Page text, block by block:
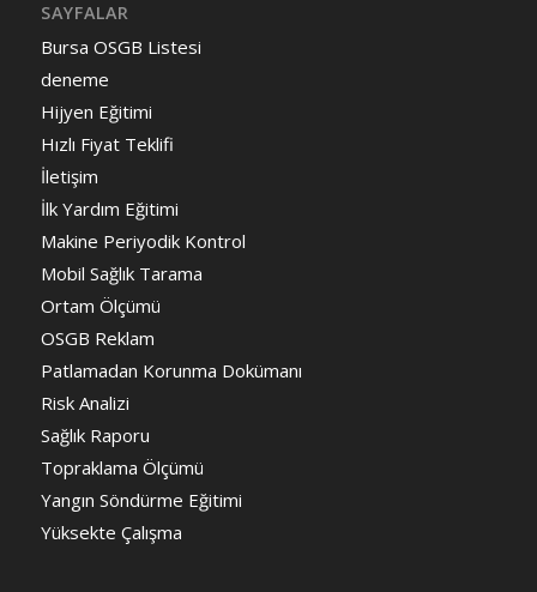
SAYFALAR
Bursa OSGB Listesi
deneme
Hijyen Eğitimi
Hızlı Fiyat Teklifi
İletişim
İlk Yardım Eğitimi
Makine Periyodik Kontrol
Mobil Sağlık Tarama
Ortam Ölçümü
OSGB Reklam
Patlamadan Korunma Dokümanı
Risk Analizi
Sağlık Raporu
Topraklama Ölçümü
Yangın Söndürme Eğitimi
Yüksekte Çalışma